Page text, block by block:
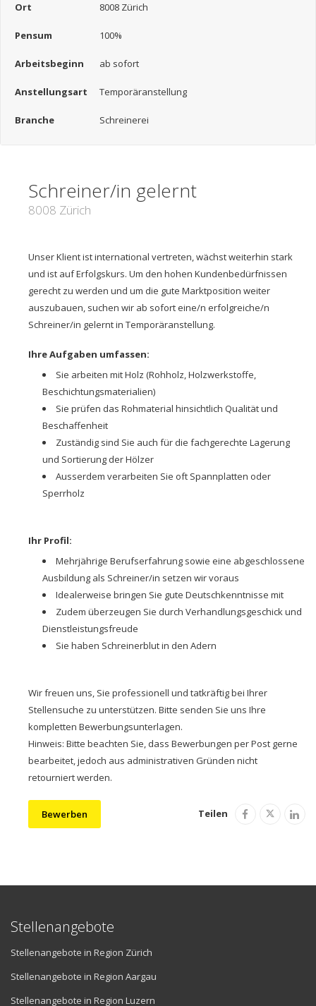
Ort 8008 Zürich
Pensum 100%
Arbeitsbeginn ab sofort
Anstellungsart Temporäranstellung
Branche Schreinerei
Schreiner/in gelernt
8008 Zürich
Unser Klient ist international vertreten, wächst weiterhin stark
und ist auf Erfolgskurs. Um den hohen Kundenbedürfnissen
gerecht zu werden und um die gute Marktposition weiter
auszubauen, suchen wir ab sofort eine/n erfolgreiche/n
Schreiner/in gelernt in Temporäranstellung.
Ihre Aufgaben umfassen:
Sie arbeiten mit Holz (Rohholz, Holzwerkstoffe,
Beschichtungsmaterialien)
Sie prüfen das Rohmaterial hinsichtlich Qualität und
Beschaffenheit
Zuständig sind Sie auch für die fachgerechte Lagerung
und Sortierung der Hölzer
Ausserdem verarbeiten Sie oft Spannplatten oder
Sperrholz
Ihr Profil:
Mehrjährige Berufserfahrung sowie eine abgeschlossene
Ausbildung als Schreiner/in setzen wir voraus
Idealerweise bringen Sie gute Deutschkenntnisse mit
Zudem überzeugen Sie durch Verhandlungsgeschick und
Dienstleistungsfreude
Sie haben Schreinerblut in den Adern
Wir freuen uns, Sie professionell und tatkräftig bei Ihrer
Stellensuche zu unterstützen. Bitte senden Sie uns Ihre
kompletten Bewerbungsunterlagen.
Hinweis: Bitte beachten Sie, dass Bewerbungen per Post gerne
bearbeitet, jedoch aus administrativen Gründen nicht
retourniert werden.
Bewerben Teilen
Stellenangebote
Stellenangebote in Region Zürich
Stellenangebote in Region Aargau
Stellenangebote in Region Luzern